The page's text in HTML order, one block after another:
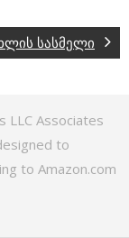
სასმელი
LLC Associates
to
to Amazon.com